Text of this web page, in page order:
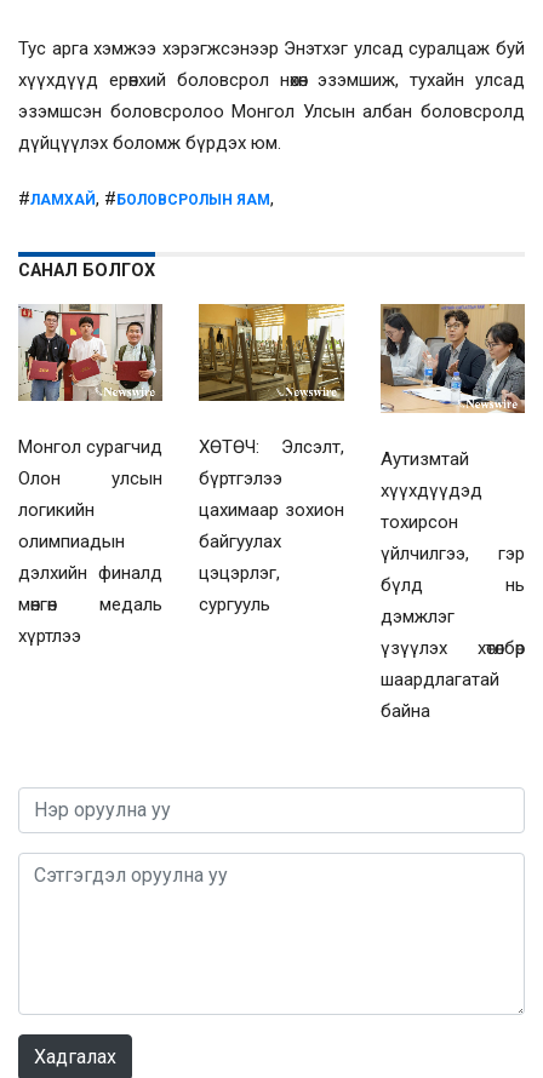
Тус арга хэмжээ хэрэгжсэнээр Энэтхэг улсад суралцаж буй
хүүхдүүд ерөнхий боловсрол нөхөн эзэмшиж, тухайн улсад
эзэмшсэн боловсролоо Монгол Улсын албан боловсролд
дүйцүүлэх боломж бүрдэх юм.
#ЛАМХАЙ, # БОЛОВСРОЛЫН ЯАМ,
САНАЛ БОЛГОХ
Монгол сурагчид
Олон улсын
логикийн
олимпиадын
дэлхийн финалд
мөнгөн медаль
хүртлээ
ХӨТӨЧ: Элсэлт,
бүртгэлээ
цахимаар зохион
байгуулах
цэцэрлэг,
сургууль
Аутизмтай
хүүхдүүдэд
тохирсон
үйлчилгээ, гэр
бүлд нь
дэмжлэг
үзүүлэх хөтөлбөр
шаардлагатай
байна
Хадгалах